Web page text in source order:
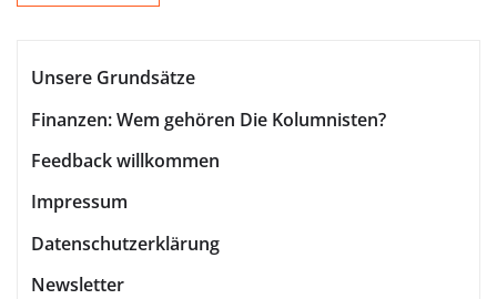
Unsere Grundsätze
Finanzen: Wem gehören Die Kolumnisten?
Feedback willkommen
Impressum
Datenschutzerklärung
Newsletter